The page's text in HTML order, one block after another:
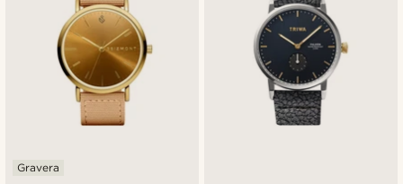
Gravera